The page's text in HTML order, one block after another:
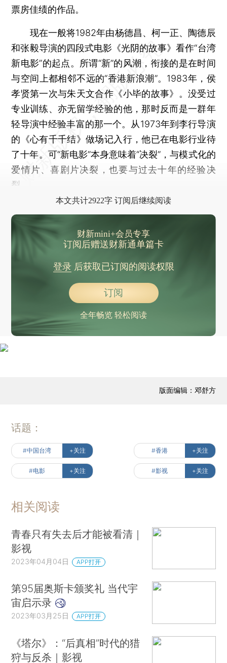
票房佳绩的作品。
现在一般将1982年由杨德昌、柯一正、陶德辰
和张毅导演的四段式电影《光阴的故事》看作“台湾
新电影”的起点。所谓“新”的风潮，衔接的是在时间
与空间上都相邻不远的“香港新浪潮”。1983年，侯
孝贤第一次与朱天文合作《小毕的故事》。没受过
专业训练、亦无留学经验的他，那时反而是一群年
轻导演中经验丰富的那一个。从1973年到李行导演
的《心有千千结》做场记入行，他已在电影行业待
了十年。可“新电影”本身意味着“决裂”，与模式化的
爱情片、喜剧片决裂，也要与过去十年的经验决
裂。
本文共计2922字 订阅后继续阅读
财新mini+会员专享
订阅后赠送财新通单篇卡
登录后获取已订阅的阅读权限
订阅
全年畅览 轻松阅读
版面编辑：邓舒方
话题：
#中国台湾 +关注 #香港 +关注
#电影 +关注 #影视 +关注
相关阅读
青春只有失去后才能被看清｜
影视
2023年04月04日 APP打开
第95届奥斯卡颁奖礼 当代宇
宙启示录
2023年03月25日 APP打开
《塔尔》：“后真相”时代的猎
狩与反杀｜影视